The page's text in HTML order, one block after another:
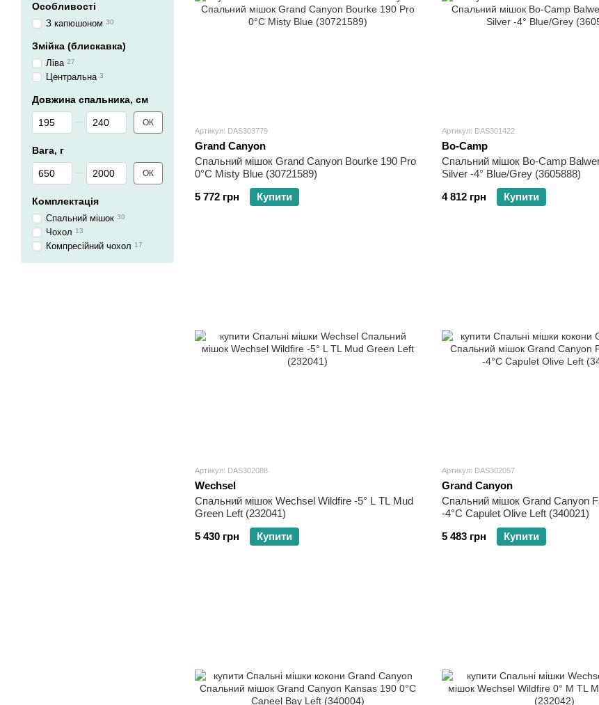
Артикул: DAS303779
Grand Canyon
Спальний мішок Grand Canyon Bourke 190 Pro
0°C Misty Blue (30721589)
5 772 грн
Купити
Артикул: DAS301422
Bo-Camp
Спальний мішок Bo-Camp
Silver -4° Blue/Grey (3605888)
4 812 грн
Купити
Артикул: DAS302088
Wechsel
Спальний мішок Wechsel Wildfire -5° L TL Mud
Green Left (232041)
5 430 грн
Купити
Артикул: DAS302057
Grand Canyon
Спальний мішок Grand Canyon
-4°C Capulet Olive Left (340021)
5 483 грн
Купити
Особливості
З капюшоном 30
Змійка (блискавка)
Ліва 27
Центральна 3
Довжина спальника, см
Від Довжина спальника, см
До Довжина спальника, см
ОК
Вага, г
Від Вага, г
До Вага, г ОК
Комплектація
Спальний мішок 30
Чохол 13
Компресійний чохол 17